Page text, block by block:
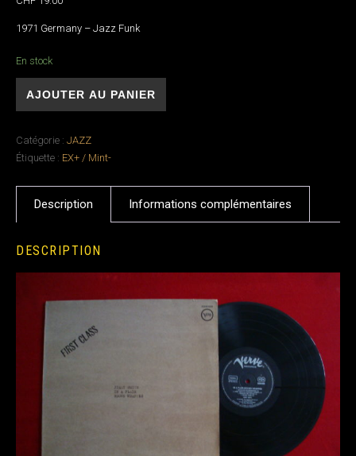
1971 Germany – Jazz Funk
En stock
quantité de JIMMY SMITH - First Class - VERVE
AJOUTER AU PANIER
Catégorie : JAZZ
Étiquette : EX+ / Mint-
Description Informations complémentaires
DESCRIPTION